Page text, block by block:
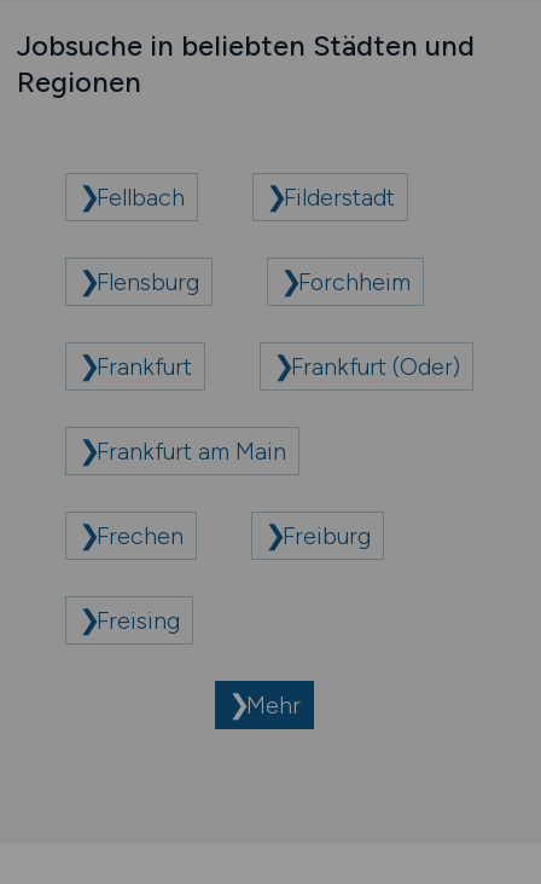
Jobsuche in beliebten Städten und
Regionen
Fellbach Filderstadt
Flensburg Forchheim
Frankfurt Frankfurt (Oder)
Frankfurt am Main
Frechen Freiburg
Freising
Mehr